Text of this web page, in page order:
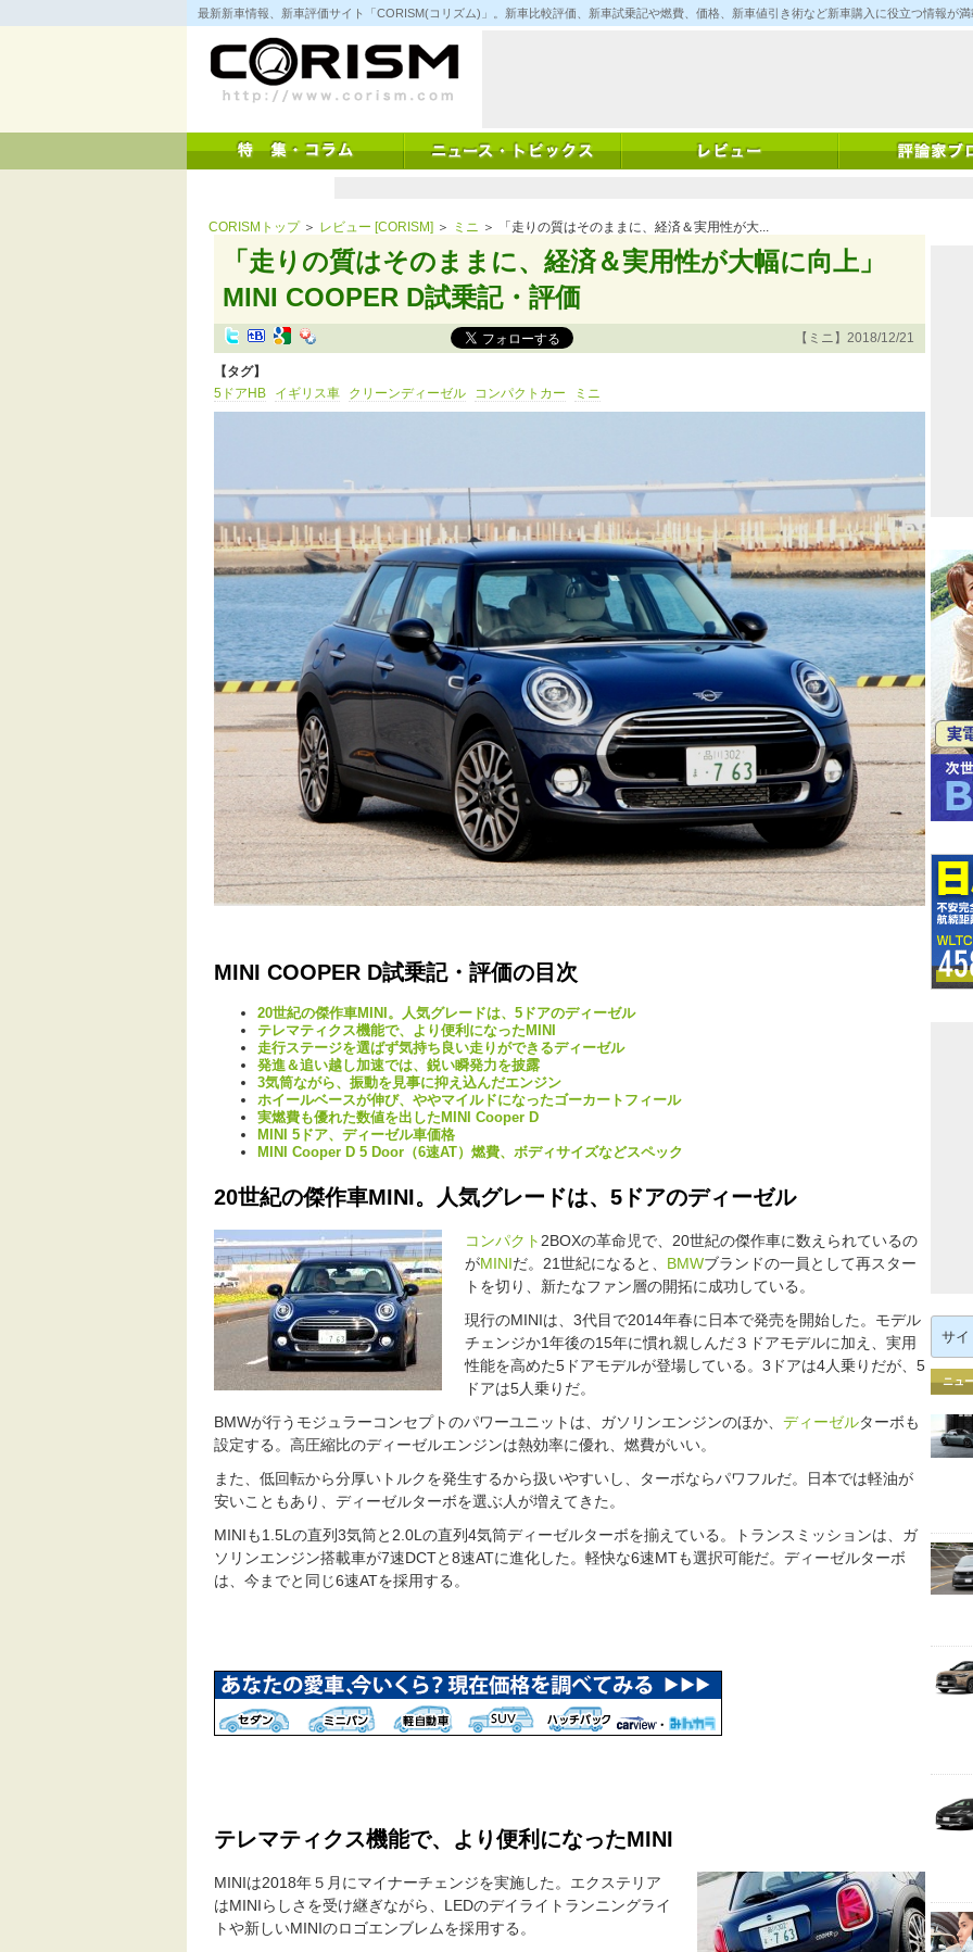
コ
ン
キ
ッ
最新新車情報、新車評価サイト「CORISM(コリズム)」。新車比較評価、新車試乗記や燃費、価格、新車値引き術など新車購入に役立つ情報が
CORISMトップ＞ レビュー [CORISM] ＞ ミニ ＞ 「走りの質はそのままに、経済＆実用性が大...
「走りの質はそのままに、経済＆実用性が大幅に向上」
MINI COOPER D試乗記・評価
【ミニ】2018/12/21
【タグ】
5ドアHB
イギリス車 クリーンディーゼル コンパクトカー ミニ
MINI COOPER D試乗記・評価の目次
20世紀の傑作車MINI。人気グレードは、5ドアのディーゼル
テレマティクス機能で、より便利になったMINI
走行ステージを選ばず気持ち良い走りができるディーゼル
発進＆追い越し加速では、鋭い瞬発力を披露
3気筒ながら、振動を見事に抑え込んだエンジン
ホイールベースが伸び、ややマイルドになったゴーカートフィール
実燃費も優れた数値を出したMINI Cooper D
MINI 5ドア、ディーゼル車価格
MINI Cooper D 5 Door（6速AT）燃費、ボディサイズなどスペック
20世紀の傑作車MINI。人気グレードは、5ドアのディーゼル
コンパクト 2BOXの革命児で、20世紀の傑作車に数えられているの
がMINIだ。21世紀になると、 BMWブランドの一員として再スター
トを切り、新たなファン層の開拓に成功している。
現行のMINIは、3代目で2014年春に日本で発売を開始した。モデル
チェンジか1年後の15年に慣れ親しんだ３ドアモデルに加え、実用
性能を高めた5ドアモデルが登場している。3ドアは4人乗りだが、5
ドアは5人乗りだ。
BMWが行うモジュラーコンセプトのパワーユニットは、ガソリンエンジンのほか、 ディーゼルターボも
設定する。高圧縮比のディーゼルエンジンは熱効率に優れ、燃費がいい。
また、低回転から分厚いトルクを発生するから扱いやすいし、ターボならパワフルだ。日本では軽油が
安いこともあり、ディーゼルターボを選ぶ人が増えてきた。
MINIも1.5Lの直列3気筒と2.0Lの直列4気筒ディーゼルターボを揃えている。トランスミッションは、ガ
ソリンエンジン搭載車が7速DCTと8速ATに進化した。軽快な6速MTも選択可能だ。ディーゼルターボ
は、今までと同じ6速ATを採用する。
テレマティクス機能で、より便利になったMINI
MINIは2018年５月にマイナーチェンジを実施した。エクステリア
はMINIらしさを受け継ぎながら、LEDのデイライトランニングライ
トや新しいMINIのロゴエンブレムを採用する。
索:
ニュ